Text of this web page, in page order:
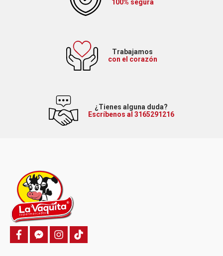
100% segura
Trabajamos
con el corazón
¿Tienes alguna duda?
Escríbenos al 3165291216
f
a
f
a
i
n
T
i